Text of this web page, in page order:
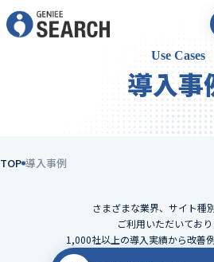
Use Cases
導入事
TOP 導入事例
さまざまな業界、サイト種
ご利用いただいており
1,000社以上の導入実績から改善